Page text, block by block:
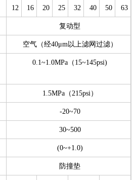
12 16 20 25 32 40 50 63
复动型
空气（经40μm以上滤网过滤）
0.1~1.0MPa（15~145psi)
1.5MPa（215psi）
-20~70
30~500
(0~+1.0)
防撞垫